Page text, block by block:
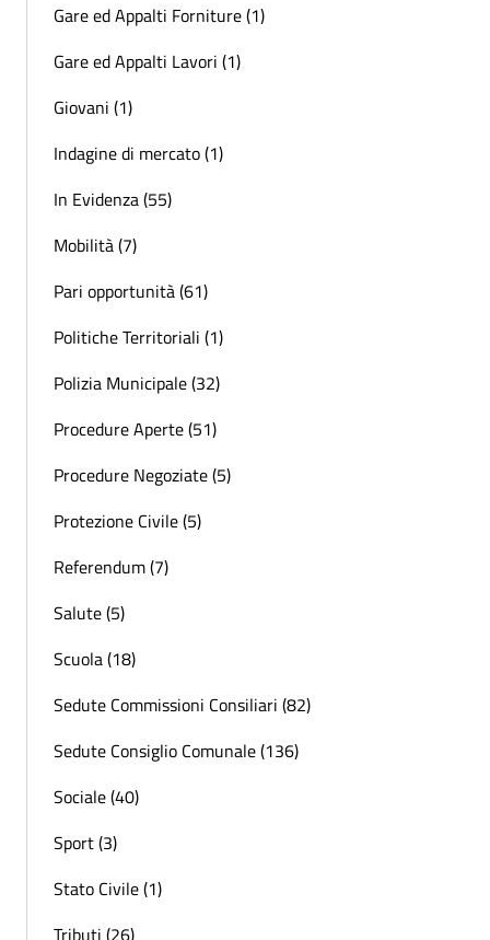
Gare ed Appalti Forniture (1)
Gare ed Appalti Lavori (1)
Giovani (1)
Indagine di mercato (1)
In Evidenza (55)
Mobilità (7)
Pari opportunità (61)
Politiche Territoriali (1)
Polizia Municipale (32)
Procedure Aperte (51)
Procedure Negoziate (5)
Protezione Civile (5)
Referendum (7)
Salute (5)
Scuola (18)
Sedute Commissioni Consiliari (82)
Sedute Consiglio Comunale (136)
Sociale (40)
Sport (3)
Stato Civile (1)
Tributi (26)